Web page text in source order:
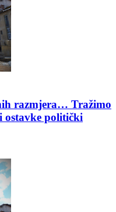
razmjera… Tražimo
ostavke politički